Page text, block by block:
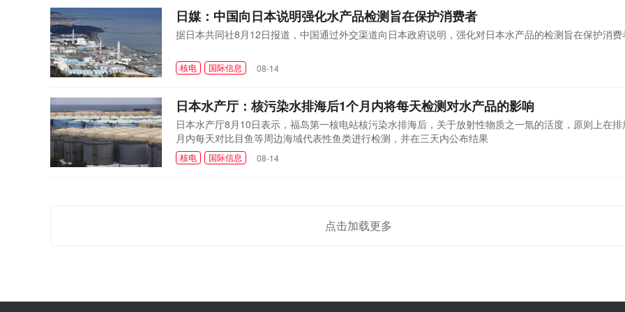
日媒：中国向日本说明强化水产品检测旨在保护消费者
据日本共同社8月12日报道，中国通过外交渠道向日本政府说明，强化对日本水产品的检测旨在保护消费
核电 国际信息 08-14
日本水产厅：核污染水排海后1个月内将每天检测对水产品的影响
日本水产厅8月10日表示，福岛第一核电站核污染水排海后，关于放射性物质之一氚的活度，原则上在排
月内每天对比目鱼等周边海域代表性鱼类进行检测，并在三天内公布结果
核电 国际信息 08-14